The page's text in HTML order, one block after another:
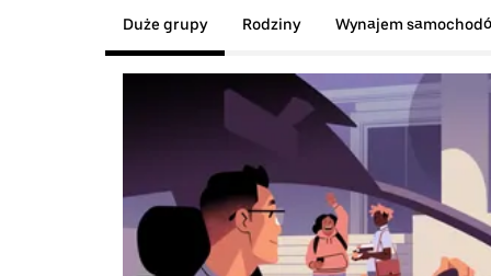
Duże grupy Rodziny Wynajem